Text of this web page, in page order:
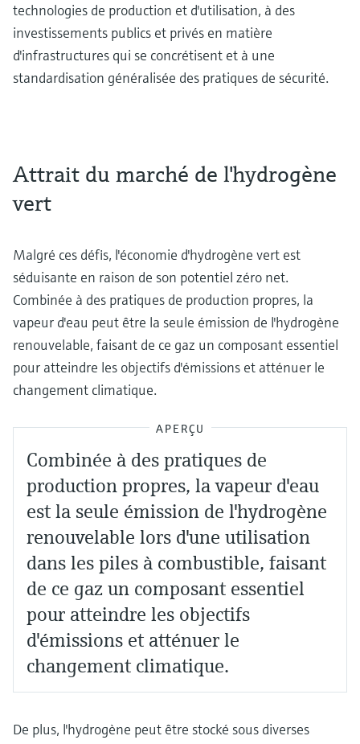
technologies de production et d'utilisation, à des
investissements publics et privés en matière
d'infrastructures qui se concrétisent et à une
standardisation généralisée des pratiques de sécurité.
Attrait du marché de l'hydrogène
vert
Malgré ces défis, l'économie d'hydrogène vert est
séduisante en raison de son potentiel zéro net.
Combinée à des pratiques de production propres, la
vapeur d'eau peut être la seule émission de l'hydrogène
renouvelable, faisant de ce gaz un composant essentiel
pour atteindre les objectifs d'émissions et atténuer le
changement climatique.
APERÇU
Combinée à des pratiques de
production propres, la vapeur d'eau
est la seule émission de l'hydrogène
renouvelable lors d'une utilisation
dans les piles à combustible, faisant
de ce gaz un composant essentiel
pour atteindre les objectifs
d'émissions et atténuer le
changement climatique.
De plus, l'hydrogène peut être stocké sous diverses